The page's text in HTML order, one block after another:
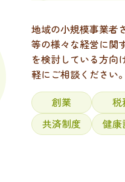
地域の小規模事業者
等の様々な経営に関
を検討している方向
軽にご相談ください。
創業
税
共済制度
健康